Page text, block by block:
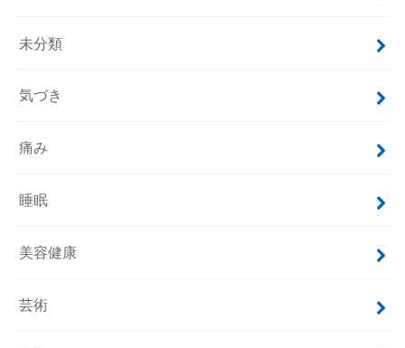
未分類
気づき
痛み
睡眠
美容健康
芸術